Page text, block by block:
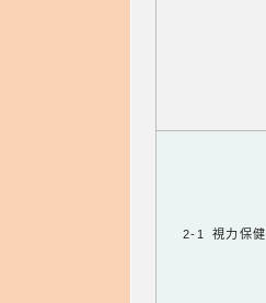
2-1 視力保健